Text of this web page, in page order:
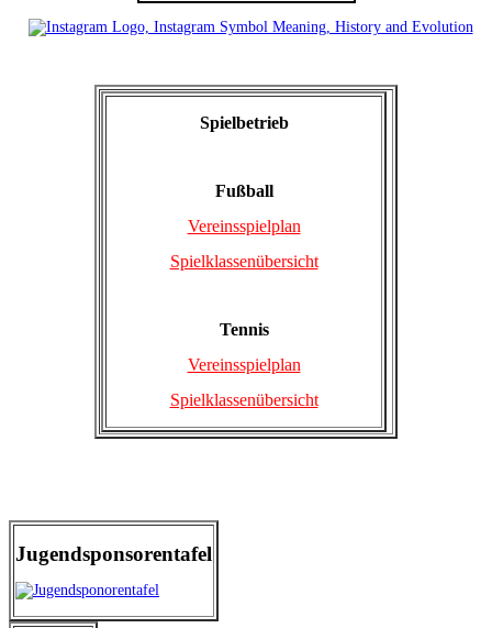
Spielbetrieb
Fußball
Vereinsspielplan
Spielklassenübersicht
Tennis
Vereinsspielplan
Spielklassenübersicht
Jugendsponsorentafel